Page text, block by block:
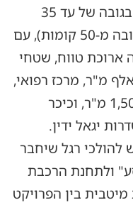
בנייה חדשה של ארבעה מבנים בגובה של עד 35
קומות (הוועדה צימצמה את הגובה מ-50 קומות), עם
ארוכת טווח, שטחי
ותעסוקה בהיקף כ-206 אלף מ"ר, מרכז רפואי,
מבני ציבור בהיקף בנוי של כ-1,500 מ"ר, וכיכר
יגאל ידין.
להולכי רגל שיחבר
ולתחנת הרכבת
בין הפרויקט